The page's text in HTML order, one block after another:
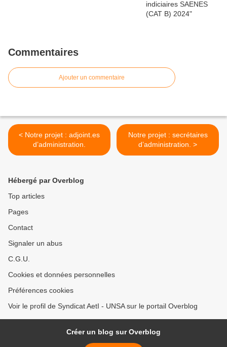
Commentaires
Ajouter un commentaire
< Notre projet : adjoint.es
d’administration.
Notre projet : secrétaires
d’administration. >
Hébergé par Overblog
Top articles
Pages
Contact
Signaler un abus
C.G.U.
Cookies et données personnelles
Préférences cookies
Voir le profil de Syndicat AetI - UNSA sur le portail Overblog
Créer un blog sur Overblog